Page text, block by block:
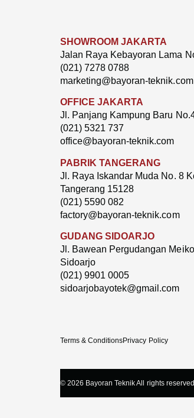
SHOWROOM JAKARTA
Jalan Raya Kebayoran Lama
(021) 7278 0788
marketing@bayoran-teknik.com
OFFICE JAKARTA
Jl. Panjang Kampung Baru
(021) 5321 737
office@bayoran-teknik.com
PABRIK TANGERANG
Jl. Raya Iskandar Muda No. 8
Tangerang 15128
(021) 5590 082
factory@bayoran-teknik.com
GUDANG SIDOARJO
Jl. Bawean Pergudangan
Sidoarjo
(021) 9901 0005
sidoarjobayotek@gmail.com
Terms & ConditionsPrivacy Policy
© 2026 Bayoran Teknik All rights